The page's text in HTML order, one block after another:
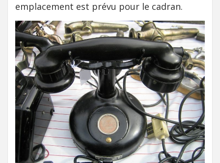
emplacement est prévu pour le cadran.